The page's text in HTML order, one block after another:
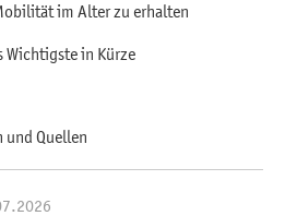
im Alter zu erhalten
Wichtigste in Kürze
und Quellen